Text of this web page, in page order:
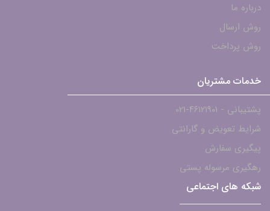
درباره ما
روش ارسال
روش پرداخت
خدمات مشتریان
پشتیبانی - ۴۶۱۲۱۹۰۱-021
شرایط تعویض و گارانتی
پیگیری سفارش
رهگیری مرسوله پستی
شبکه های اجتماعی